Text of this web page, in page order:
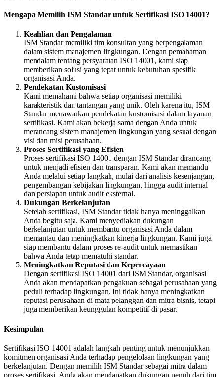
Mengapa Memilih ISM Standar untuk Sertifikasi ISO 14001?
Keahlian dan Pengalaman
ISM Standar memiliki tim konsultan yang berpengalaman
dalam sistem manajemen lingkungan. Dengan pemahaman
mendalam tentang persyaratan ISO 14001, kami siap
memberikan solusi yang tepat untuk kebutuhan spesifik
organisasi Anda.
Pendekatan Kustomisasi
Kami memahami bahwa setiap organisasi memiliki
karakteristik dan tantangan yang unik. Oleh karena itu, ISM
Standar menawarkan pendekatan kustomisasi dalam layanan
sertifikasi. Kami akan bekerja sama dengan Anda untuk
merancang sistem manajemen lingkungan yang sesuai dengan
visi dan misi perusahaan.
Proses Sertifikasi yang Efisien
Proses sertifikasi ISO 14001 dengan ISM Standar dirancang
untuk menjadi efisien dan transparan. Kami akan memandu
Anda melalui setiap langkah, mulai dari analisis kesenjangan,
pengembangan kebijakan lingkungan, hingga audit internal
dan persiapan untuk audit eksternal.
Dukungan Berkelanjutan
Setelah sertifikasi, ISM Standar tidak hanya meninggalkan
Anda begitu saja. Kami menyediakan dukungan
berkelanjutan untuk membantu organisasi Anda dalam
memantau dan meningkatkan kinerja lingkungan. Kami juga
siap membantu dalam proses re-audit untuk memastikan
bahwa Anda tetap mematuhi standar.
Meningkatkan Reputasi dan Kepercayaan
Dengan sertifikasi ISO 14001 dari ISM Standar, organisasi
Anda akan mendapatkan pengakuan sebagai perusahaan yang
peduli terhadap lingkungan. Ini tidak hanya meningkatkan
reputasi perusahaan di mata pelanggan dan mitra bisnis, tetapi
juga memberikan keunggulan kompetitif di pasar.
Kesimpulan
Sertifikasi ISO 14001 adalah langkah penting untuk menunjukkan
komitmen organisasi Anda terhadap pengelolaan lingkungan yang
berkelanjutan. Dengan memilih ISM Standar sebagai mitra dalam
proses sertifikasi, Anda akan mendapatkan dukungan penuh dari tim